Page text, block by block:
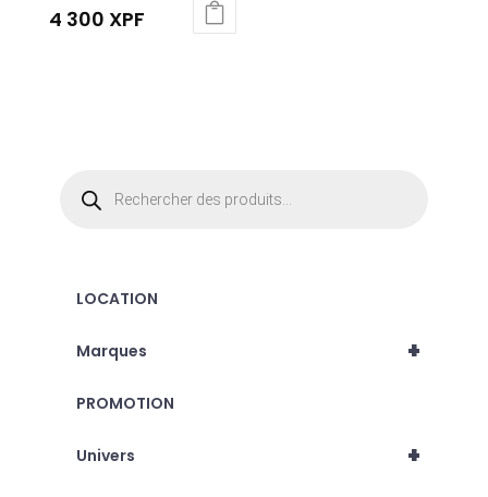
4 300 XPF
produits
LOCATION
+
Marques
PROMOTION
+
Univers